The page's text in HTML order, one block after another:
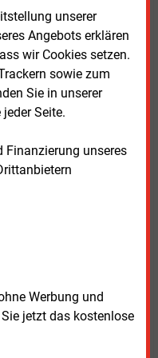
unserer
Angebots erklären
wir Cookies setzen.
sowie zum
Sie in unserer
jeder Seite.
Finanzierung unseres
Werbung und
jetzt das kostenlose
als langfristige
von Jose Luis
stellt der
mehreren
hatte Verbund
bei Nordex für
Dabei handelt es
N175/6.X. Mit
in Rumänien für